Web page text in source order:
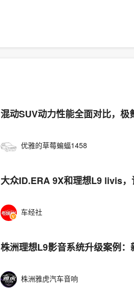
混动SUV动力性能全面对比，
优雅的草莓蝙蝠1458
大众ID.ERA 9X和理想L9 livis，
车经社
株洲理想L9影音系统升级案例
株洲雅虎汽车音响